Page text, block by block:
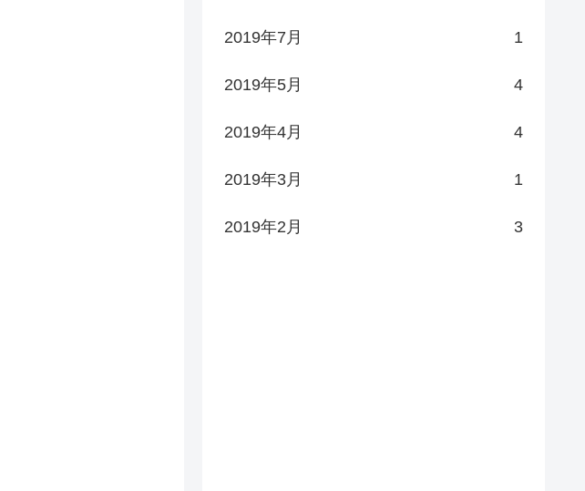
2019年7月 1
2019年5月 4
2019年4月 4
2019年3月 1
2019年2月 3